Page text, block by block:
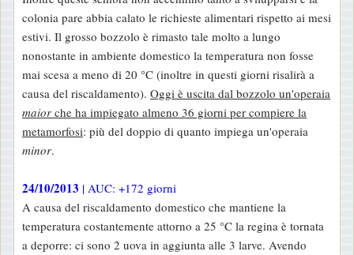
colonia pare abbia calato le richieste alimentari rispetto ai mesi
estivi. Il grosso bozzolo è rimasto tale molto a lungo
nonostante in ambiente domestico la temperatura non fosse
mai scesa a meno di 20 °C (inoltre in questi giorni risalirà a
causa del riscaldamento). Oggi è uscita dal bozzolo un'operaia
maior che ha impiegato almeno 36 giorni per compiere la
metamorfosi: più del doppio di quanto impiega un'operaia
minor.
24/10/2013 | AUC: +172 giorni
A causa del riscaldamento domestico che mantiene la
temperatura costantemente attorno a 25 °C la regina è tornata
a deporre: ci sono 2 uova in aggiunta alle 3 larve. Avendo